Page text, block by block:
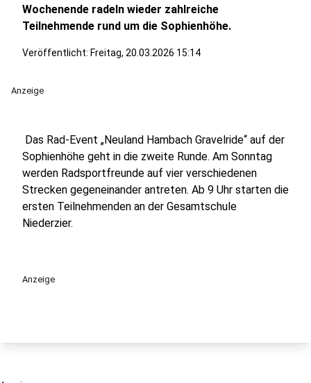
Wochenende radeln wieder zahlreiche
Teilnehmende rund um die Sophienhöhe.
Veröffentlicht: Freitag, 20.03.2026 15:14
Anzeige
Das Rad-Event „Neuland Hambach Gravelride“ auf der
Sophienhöhe geht in die zweite Runde. Am Sonntag
werden Radsportfreunde auf vier verschiedenen
Strecken gegeneinander antreten. Ab 9 Uhr starten die
ersten Teilnehmenden an der Gesamtschule
Niederzier.
Anzeige